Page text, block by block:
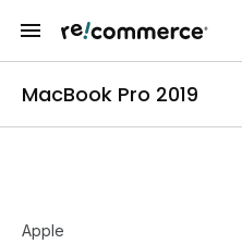
MacBook Pro 2019
Apple